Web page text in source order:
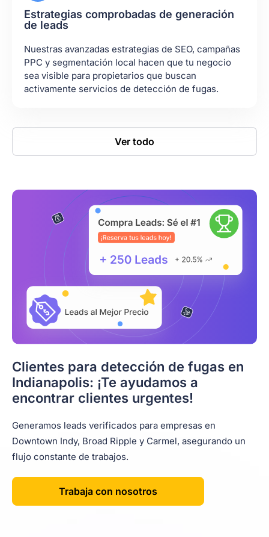
Estrategias comprobadas de generación
de leads
Nuestras avanzadas estrategias de SEO, campañas
PPC y segmentación local hacen que tu negocio
sea visible para propietarios que buscan
activamente servicios de detección de fugas.
Ver todo
Clientes para detección de fugas en
Indianapolis: ¡Te ayudamos a
encontrar clientes urgentes!
Generamos leads verificados para empresas en
Downtown Indy, Broad Ripple y Carmel, asegurando un
flujo constante de trabajos.
Trabaja con nosotros